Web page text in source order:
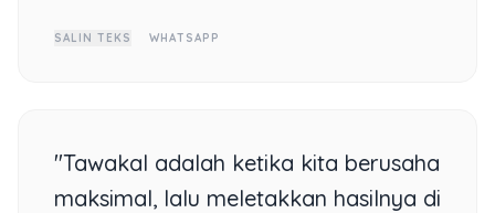
SALIN TEKS WHATSAPP
"Tawakal adalah ketika kita berusaha
maksimal, lalu meletakkan hasilnya di